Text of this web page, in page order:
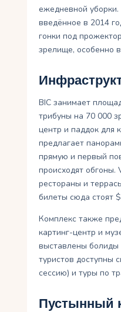
ежедневной
введённое в 2014
гонки под
зрелище, особенно
BIC занимает
трибуны на 70 000
центр и паддок для
предлагает
прямую и первый
происходят обгоны.
рестораны и
билеты сюда стоят
Комплекс также
картинг-центр и
выставлены
туристов доступны
сессию) и туры по
Пустынный